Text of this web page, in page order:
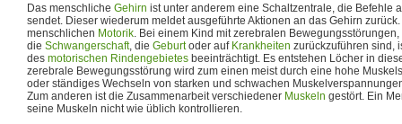
Das menschliche Gehirn ist unter anderem eine Schaltzentrale, die Befehle
sendet. Dieser wiederum meldet ausgeführte Aktionen an das Gehirn
menschlichen Motorik. Bei einem Kind mit zerebralen
die Schwangerschaft, die Geburtoder auf Krankheiten zurückzuführen sind,
des motorischen Rindengebietes beeinträchtigt. Es entstehen Löcher in
zerebrale Bewegungsstörung wird zum einen meist durch eine hohe
oder ständiges Wechseln von starken und schwachen
Zum anderen ist die Zusammenarbeit verschiedener Muskeln gestört. Ein
seine Muskeln nicht wie üblich kontrollieren.